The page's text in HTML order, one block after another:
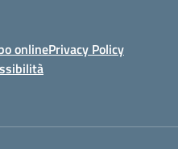
onlinePrivacy Policy